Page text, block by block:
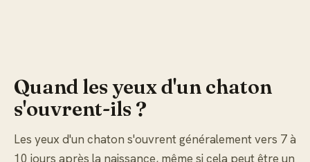
Quand les yeux d'un chaton
s'ouvrent-ils ?
Les yeux d'un chaton s'ouvrent généralement vers 7 à
10 jours après la naissance, même si cela peut être un